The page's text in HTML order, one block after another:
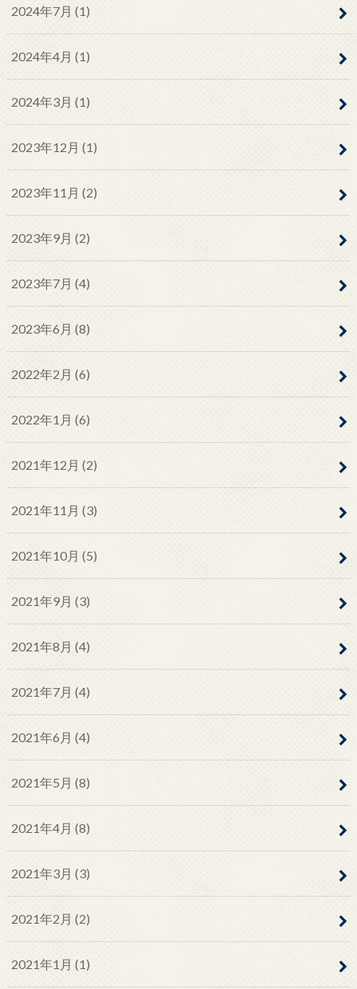
2024年7月 (1)
2024年4月 (1)
2024年3月 (1)
2023年12月 (1)
2023年11月 (2)
2023年9月 (2)
2023年7月 (4)
2023年6月 (8)
2022年2月 (6)
2022年1月 (6)
2021年12月 (2)
2021年11月 (3)
2021年10月 (5)
2021年9月 (3)
2021年8月 (4)
2021年7月 (4)
2021年6月 (4)
2021年5月 (8)
2021年4月 (8)
2021年3月 (3)
2021年2月 (2)
2021年1月 (1)